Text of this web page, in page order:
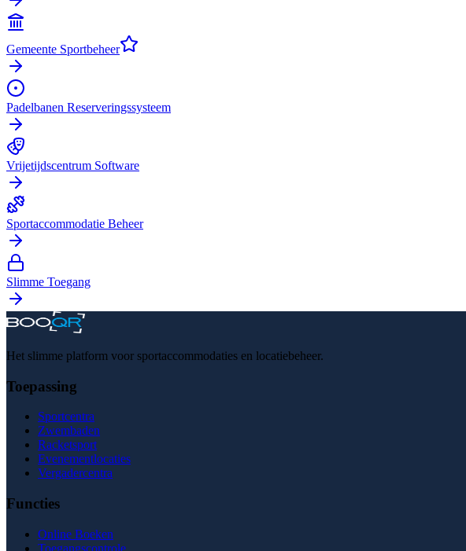
Gemeente Sportbeheer
Padelbanen Reserveringssysteem
Vrijetijdscentrum Software
Sportaccommodatie Beheer
Slimme Toegang
Het slimme platform voor sportaccommodaties en locatiebeheer.
Toepassing
Sportcentra
Zwembaden
Racketsport
Evenementlocaties
Vergadercentra
Functies
Online Boeken
Toegangscontrole